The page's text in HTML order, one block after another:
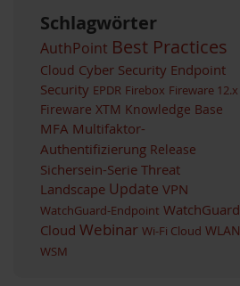
Schlagwörter
AuthPoint Best Practices
Cloud Cyber Security Endpoint
Security EPDR Firebox Fireware 12.x
Fireware XTM Knowledge Base
MFA Multifaktor-
Authentifizierung Release
Sichersein-Serie Threat
Landscape Update VPN
WatchGuard-Endpoint WatchGuard
Cloud Webinar Wi-Fi Cloud WLAN
WSM